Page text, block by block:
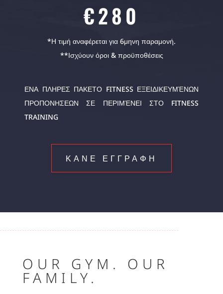
€280
*Η τιμή αναφέρεται για 6μηνη παραμονή.
**Ισχύουν όροι & προϋποθέσεις
ΕΝΑ ΠΛΗΡΕΣ ΠΑΚΕΤΟ FITNESS ΕΞΕΙΔΙΚΕΥΜΈΝΩΝ
ΠΡΟΠΟΝΗΣΕΩΝ ΣΕ ΠΕΡΙΜΈΝΕΙ ΣΤΟ FITNESS
TRAINING
ΚΑΝΕ ΕΓΓΡΑΦΗ
OUR GYM. OUR
FAMILY.